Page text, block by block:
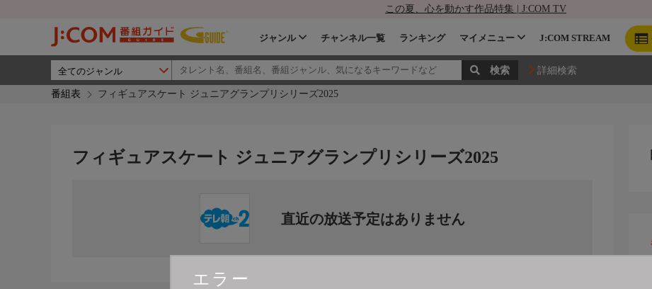
この夏、心を動かす作品特集 | J:COM TV
ジャンル チャンネル一覧 ランキング マイメニュー J:COM STREAM
詳細検索
番組表 フィギュアスケート ジュニアグランプリシリーズ2025
エラー
フィギュアスケート ジュニアグランプリシリーズ2025
直近の放送予定はありません